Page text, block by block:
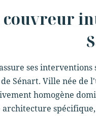
couvreur
ses interventions
Sénart. Ville née de
homogène
architecture